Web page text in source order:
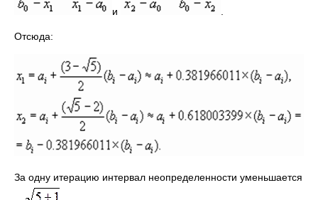
и
Отсюда:
За одну итерацию интервал неопределенности уменьшается